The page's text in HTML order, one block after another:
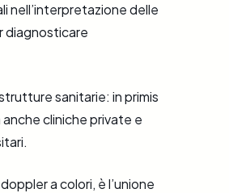
nell’interpretazione delle
diagnosticare
sanitarie: in primis
cliniche private e
a colori, è l’unione